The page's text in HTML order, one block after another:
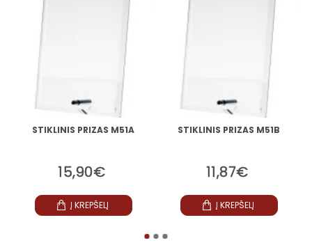
STIKLINIS PRIZAS M51A
15,90€
Į KREPŠELĮ
STIKLINIS PRIZAS M51B
11,87€
Į KREPŠELĮ